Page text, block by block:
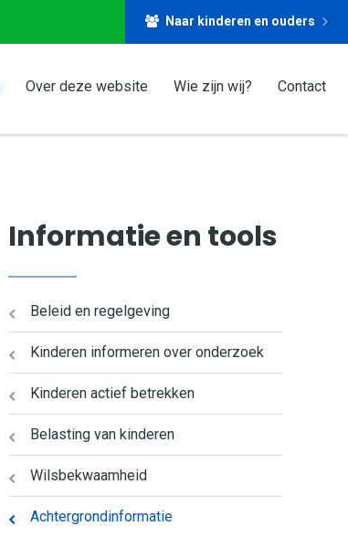
Naar kinderen en ouders
Over deze website Wie zijn wij? Contact
Informatie en tools
Beleid en regelgeving
Kinderen informeren over onderzoek
Kinderen actief betrekken
Belasting van kinderen
Wilsbekwaamheid
Achtergrondinformatie